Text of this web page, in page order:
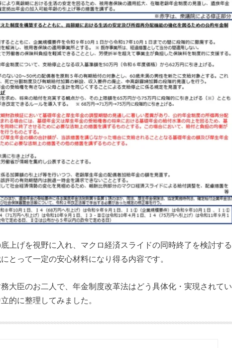
上げを視野に入れ、マクロ経済スライドの同時終了を検討する
とって一定の安心材料になり得る内容です。
大臣のお二人で、年金制度改革法はどう具体化・実現されてい
的に整理してみました。